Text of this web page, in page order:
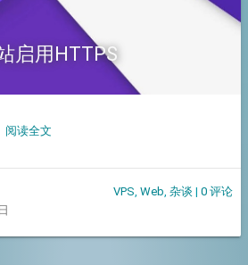
启用HTTPS
阅读全文
VPS ,Web ,杂谈 |0 评论